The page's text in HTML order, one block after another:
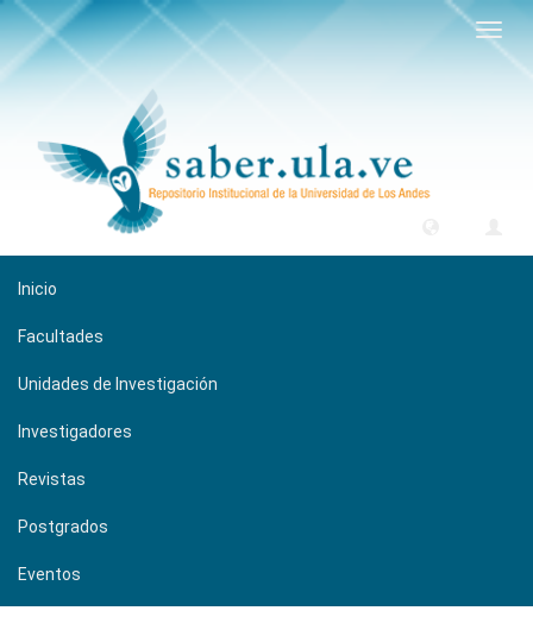
Inicio
Facultades
Unidades de Investigación
Investigadores
Revistas
Postgrados
Eventos